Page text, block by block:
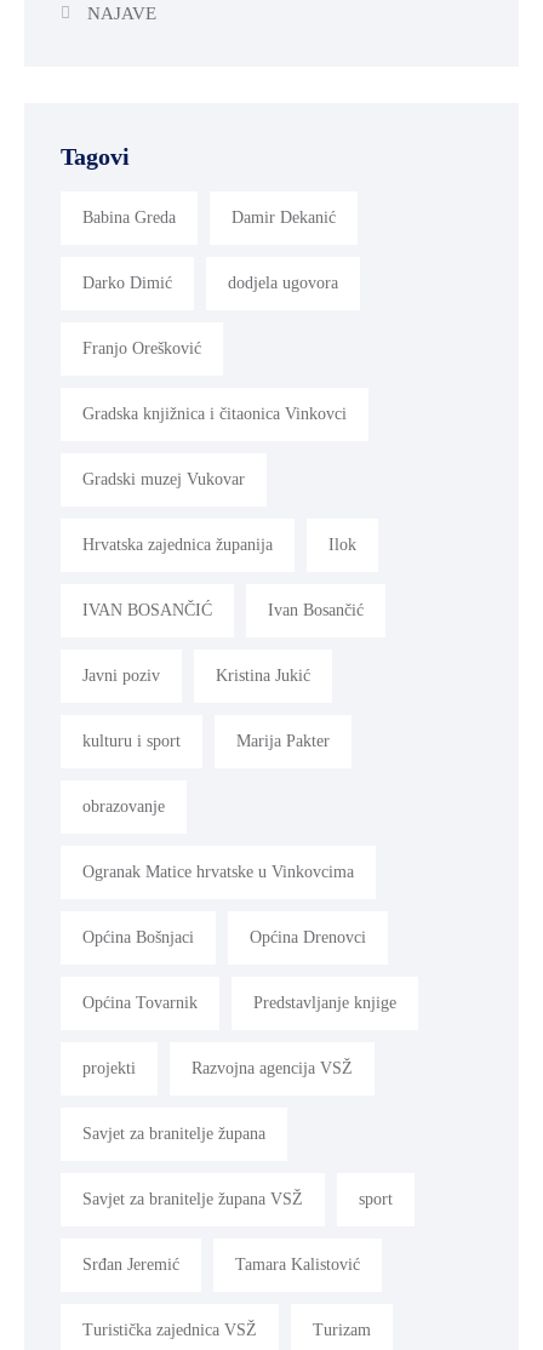
NAJAVE
Tagovi
Babina Greda Damir Dekanić
Darko Dimić dodjela ugovora
Franjo Orešković
Gradska knjižnica i čitaonica Vinkovci
Gradski muzej Vukovar
Hrvatska zajednica županija Ilok
IVAN BOSANČIĆ Ivan Bosančić
Javni poziv Kristina Jukić
kulturu i sport Marija Pakter
obrazovanje
Ogranak Matice hrvatske u Vinkovcima
Općina Bošnjaci Općina Drenovci
Općina Tovarnik Predstavljanje knjige
projekti Razvojna agencija VSŽ
Savjet za branitelje župana
Savjet za branitelje župana VSŽ sport
Srđan Jeremić Tamara Kalistović
Turistička zajednica VSŽ Turizam